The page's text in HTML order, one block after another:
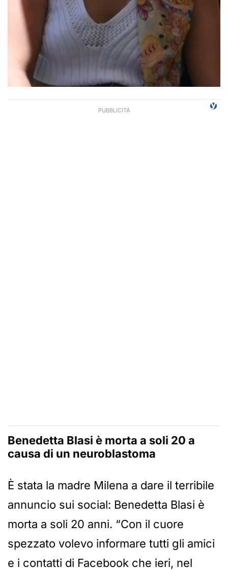
Benedetta Blasi è morta a soli 20 a
causa di un neuroblastoma
È stata la madre Milena a dare il terribile
annuncio sui social: Benedetta Blasi è
morta a soli 20 anni. “Con il cuore
spezzato volevo informare tutti gli amici
e i contatti di Facebook che ieri, nel